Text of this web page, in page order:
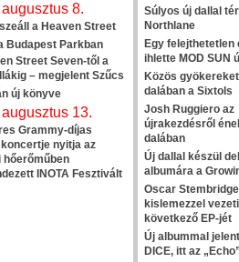
8.
a Heaven Street
Budapest Parkban
Street Seven-től a
– megjelent Szűcs
új könyve
13.
Grammy-díjas
nyitja az
hőerőműben
INOTA Fesztivált
Súlyos új dallal
Northlane
Egy felejthetetlen
ihlette MOD SUN
Közös
dalában a Sixtols
Josh Ruggiero az
újrakezdésről
dalában
Új dallal készül
albumára a
Oscar
kislemezzel vezeti
következő EP-jét
Új albummal
DICE, itt az „Echo”